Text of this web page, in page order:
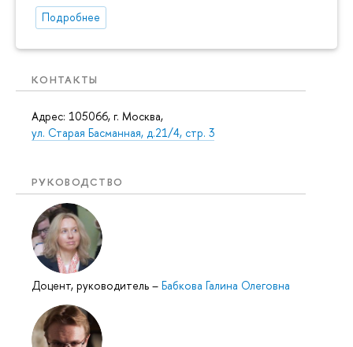
Подробнее
КОНТАКТЫ
Адрес: 105066, г. Москва,
ул. Старая Басманная, д.21/4, стр. 3
РУКОВОДСТВО
Доцент, руководитель – Бабкова Галина Олеговна